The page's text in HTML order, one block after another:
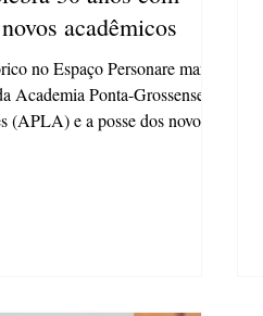
acadêmicos
no Espaço Personare marca
Academia Ponta-Grossense de
(APLA) e a posse dos novos